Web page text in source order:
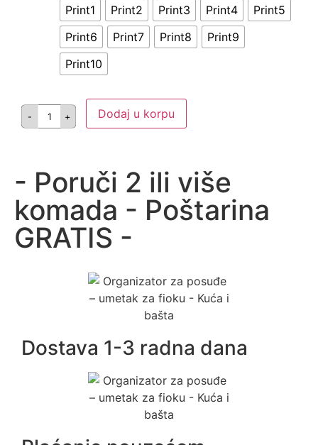
Print1
Print2 Print3 Print4
Print5
Print6
Print7 Print8
Print9
Print10
Dodaj u korpu
- Poruči 2 ili više
komada - Poštarina
GRATIS -
Dostava 1-3 radna dana